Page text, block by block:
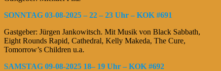
SONNTAG 03-08-2025 – 22 – 23 Uhr – KOK #691
Gastgeber: Jürgen Jankowitsch. Mit Musik von Black Sabbath,
Eight Rounds Rapid, Cathedral, Kelly Makeda, The Cure,
Tomorrow’s Children u.a.
SAMSTAG 09-08-2025 18– 19 Uhr – KOK #692